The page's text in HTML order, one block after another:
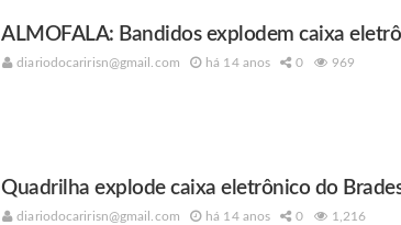
ALMOFALA: Bandidos explodem caixa
diariodocaririsn@gmail.com há 14 anos 0 969
Quadrilha explode caixa eletrônico do
diariodocaririsn@gmail.com há 14 anos 0 1,216